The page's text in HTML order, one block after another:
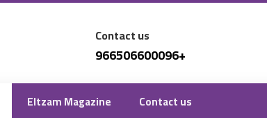
Contact us
966506600096+
Eltzam Magazine Contact us